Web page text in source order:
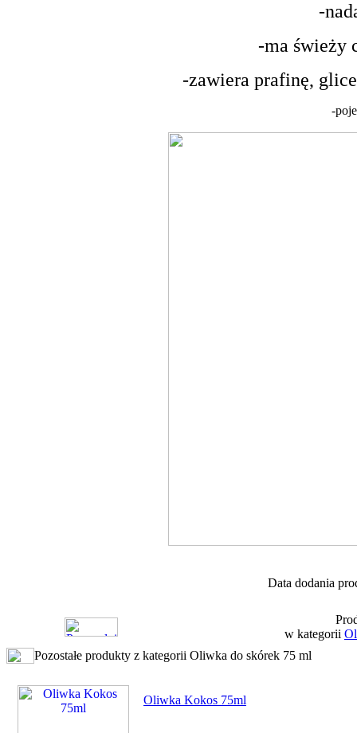
-
-ma świeży
-zawiera prafinę,
-
Data dodania
w kategorii
Pozostałe produkty z kategorii Oliwka do skórek 75 ml
Oliwka Kokos 75ml